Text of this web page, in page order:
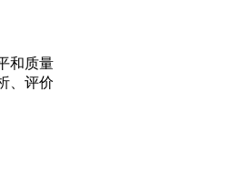
和质量
、评价